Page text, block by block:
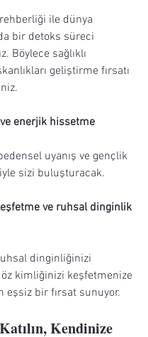
rehberliği ile dünya
bir detoks süreci
Böylece sağlıklı
geliştirme fırsatı
enerjik hissetme
uyanış ve gençlik
sizi buluşturacak.
ve ruhsal dinginlik
dinginliğinizi
öz kimliğinizi keşfetmenize
eşsiz bir fırsat sunuyor.
Kendinize